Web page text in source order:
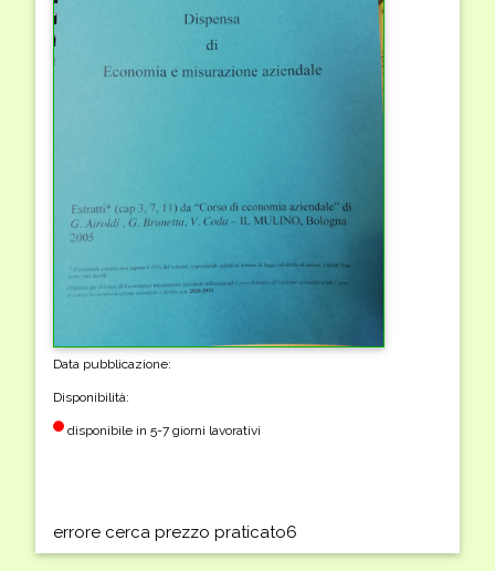
Data pubblicazione:
Disponibilità:
disponibile in 5-7 giorni lavorativi
errore cerca prezzo praticato6